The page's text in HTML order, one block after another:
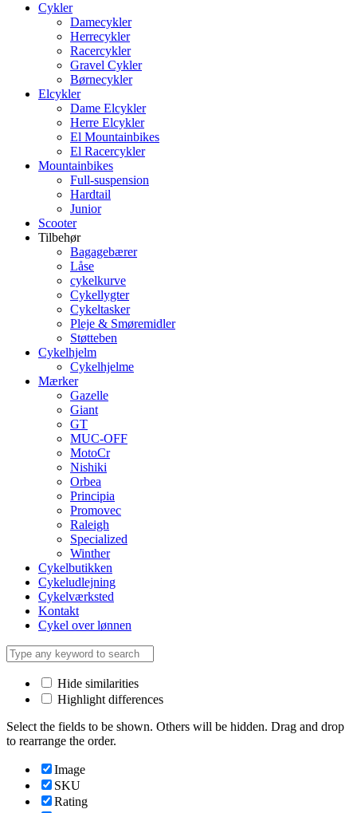
Cykler
Damecykler
Herrecykler
Racercykler
Gravel Cykler
Børnecykler
Elcykler
Dame Elcykler
Herre Elcykler
El Mountainbikes
El Racercykler
Mountainbikes
Full-suspension
Hardtail
Junior
Scooter
Tilbehør
Bagagebærer
Låse
cykelkurve
Cykellygter
Cykeltasker
Pleje & Smøremidler
Støtteben
Cykelhjelm
Cykelhjelme
Mærker
Gazelle
Giant
GT
MUC-OFF
MotoCr
Nishiki
Orbea
Principia
Promovec
Raleigh
Specialized
Winther
Cykelbutikken
Cykeludlejning
Cykelværksted
Kontakt
Cykel over lønnen
Hide similarities
Highlight differences
Select the fields to be shown. Others will be hidden. Drag and drop
to rearrange the order.
Image
SKU
Rating